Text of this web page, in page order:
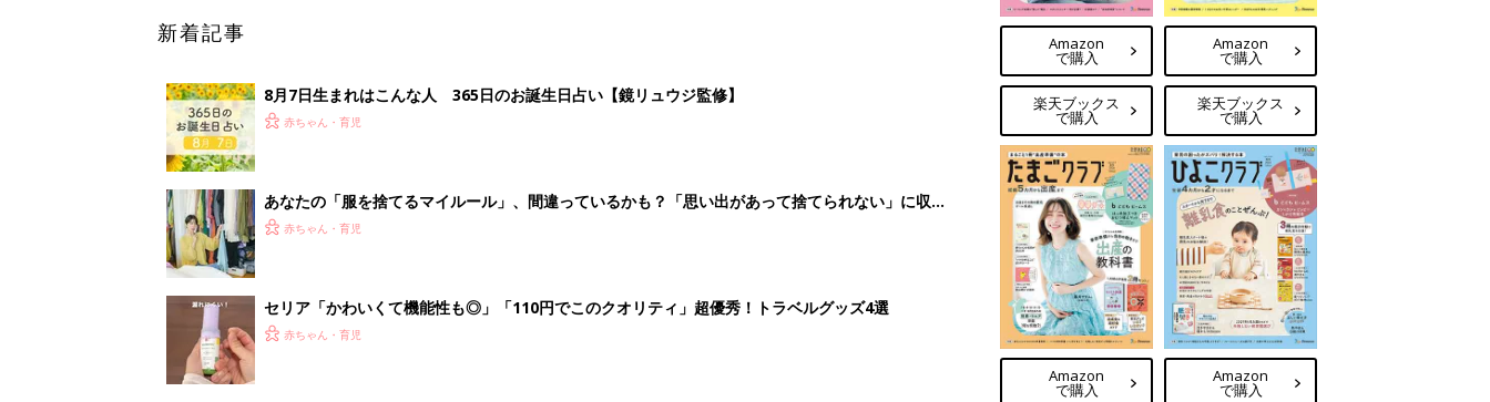
< 1 3 4 5 >
Amazon
で購入
楽天ブックス
で購入
Amazon
で購入
楽天ブックス
で購入
Amazon
で購入
Amazon
で購入